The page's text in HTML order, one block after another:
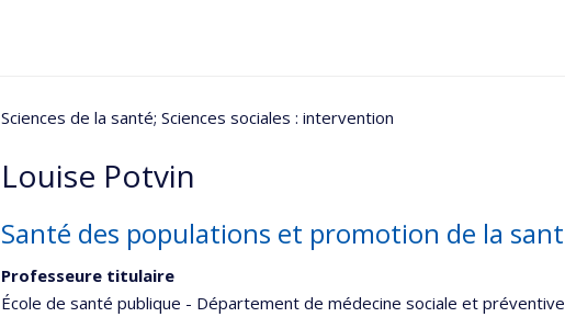
Sciences de la santé; Sciences sociales : intervention
Louise Potvin
Santé des populations et promotion de la
Professeure titulaire
École de santé publique - Département de médecine sociale et préventive